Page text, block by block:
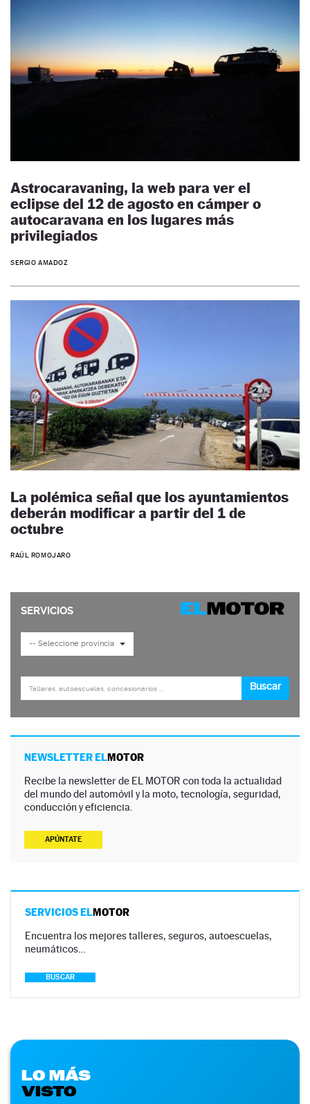
Astrocaravaning, la web para ver el
eclipse del 12 de agosto en cámper o
autocaravana en los lugares más
privilegiados
SERGIO AMADOZ
La polémica señal que los ayuntamientos
deberán modificar a partir del 1 de
octubre
RAÚL ROMOJARO
NEWSLETTER ELMOTOR
Recibe la newsletter de EL MOTOR con toda la actualidad
del mundo del automóvil y la moto, tecnología, seguridad,
conducción y eficiencia.
APÚNTATE
SERVICIOS ELMOTOR
Encuentra los mejores talleres, seguros, autoescuelas,
neumáticos…
BUSCAR
LO MÁS
VISTO